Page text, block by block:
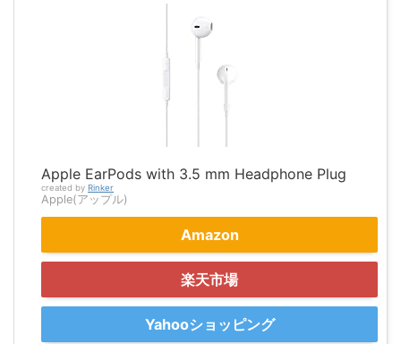
Apple EarPods with 3.5 mm Headphone Plug
created by Rinker
Apple(アップル)
Amazon
楽天市場
Yahooショッピング